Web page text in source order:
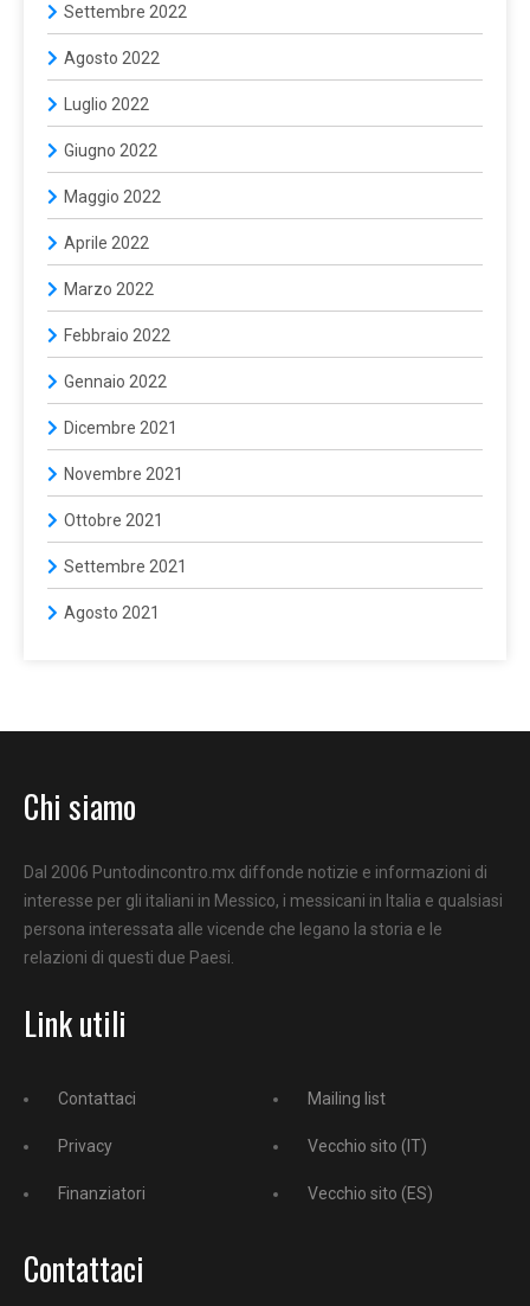
Settembre 2022
Agosto 2022
Luglio 2022
Giugno 2022
Maggio 2022
Aprile 2022
Marzo 2022
Febbraio 2022
Gennaio 2022
Dicembre 2021
Novembre 2021
Ottobre 2021
Settembre 2021
Agosto 2021
Chi siamo
Dal 2006 Puntodincontro.mx diffonde notizie e informazioni di
interesse per gli italiani in Messico, i messicani in Italia e qualsiasi
persona interessata alle vicende che legano la storia e le
relazioni di questi due Paesi.
Link utili
Contattaci
Privacy
Finanziatori
Mailing list
Vecchio sito (IT)
Vecchio sito (ES)
Contattaci